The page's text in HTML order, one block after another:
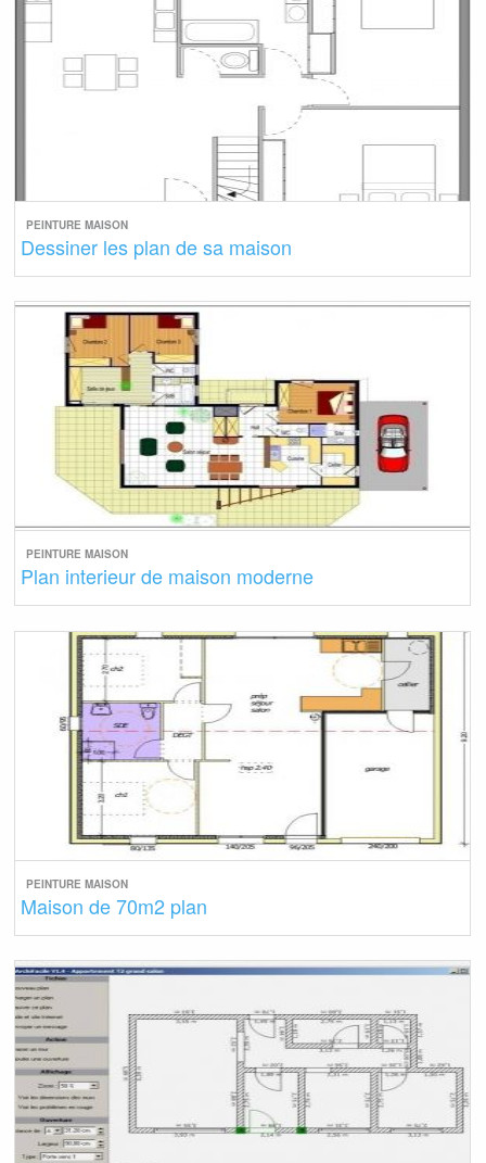
PEINTURE MAISON
Dessiner les plan de sa maison
PEINTURE MAISON
Plan interieur de maison moderne
PEINTURE MAISON
Maison de 70m2 plan